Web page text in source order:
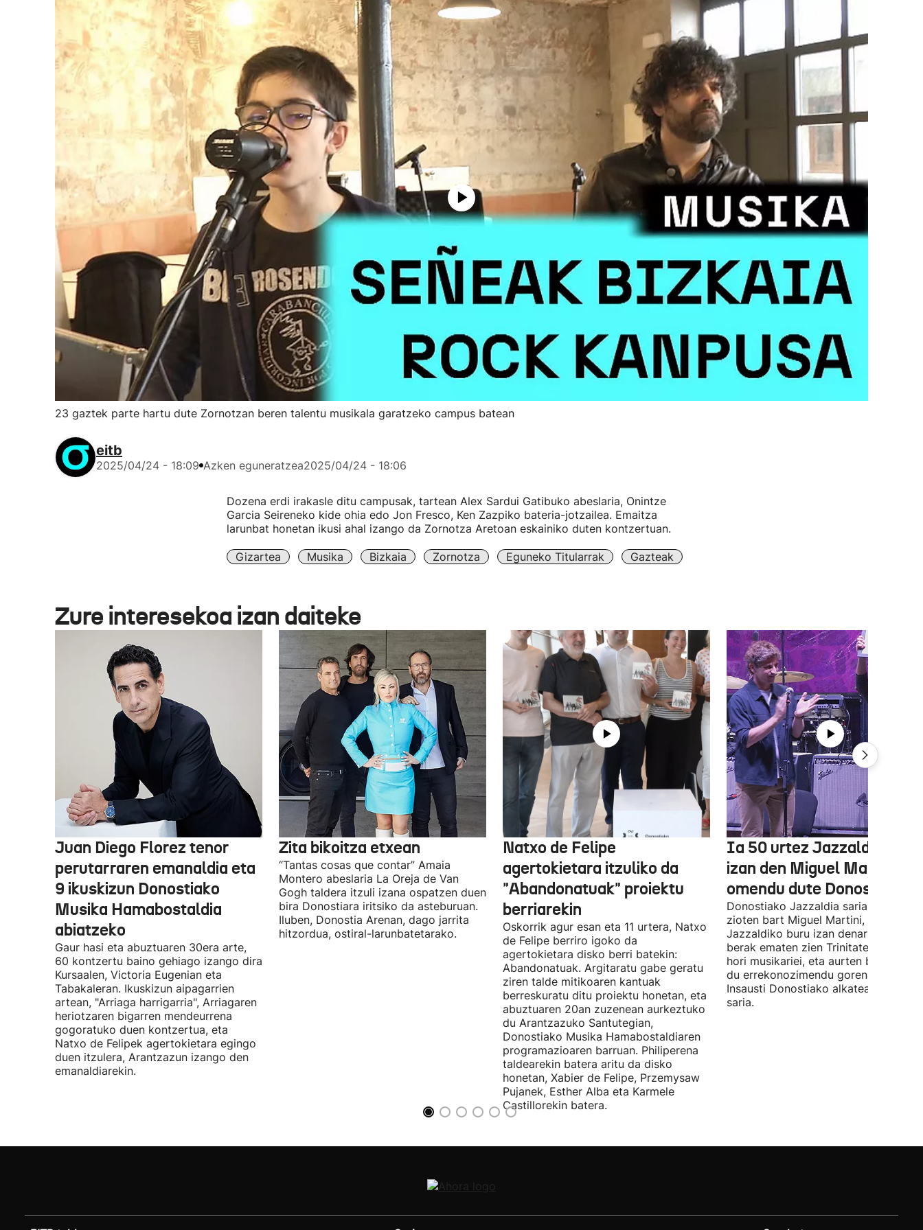
23 gaztek parte hartu dute Zornotzan beren talentu musikala garatzeko campus batean
eitb
2025/04/24 - 18:09 Azken eguneratzea2025/04/24 - 18:06
Dozena erdi irakasle ditu campusak, tartean Alex Sardui Gatibuko abeslaria, Onintze
Garcia Seireneko kide ohia edo Jon Fresco, Ken Zazpiko bateria-jotzailea. Emaitza
larunbat honetan ikusi ahal izango da Zornotza Aretoan eskainiko duten kontzertuan.
Gizartea Musika Bizkaia Zornotza Eguneko Titularrak Gazteak
Zure interesekoa izan daiteke
Juan Diego Florez tenor
perutarraren emanaldia eta
9 ikuskizun Donostiako
Musika Hamabostaldia
abiatzeko
Gaur hasi eta abuztuaren 30era arte,
60 kontzertu baino gehiago izango dira
Kursaalen, Victoria Eugenian eta
Tabakaleran. Ikuskizun aipagarrien
artean, "Arriaga harrigarria", Arriagaren
heriotzaren bigarren mendeurrena
gogoratuko duen kontzertua, eta
Natxo de Felipek agertokietara egingo
duen itzulera, Arantzazun izango den
emanaldiarekin.
Zita bikoitza etxean
“Tantas cosas que contar” Amaia
Montero abeslaria La Oreja de Van
Gogh taldera itzuli izana ospatzen duen
bira Donostiara iritsiko da asteburuan.
Iluben, Donostia Arenan, dago jarrita
hitzordua, ostiral-larunbatetarako.
Natxo de Felipe
agertokietara itzuliko da
"Abandonatuak" proiektu
berriarekin
Oskorrik agur esan eta 11 urtera, Natxo
de Felipe berriro igoko da
agertokietara disko berri batekin:
Abandonatuak. Argitaratu gabe geratu
ziren talde mitikoaren kantuak
berreskuratu ditu proiektu honetan, eta
abuztuaren 20an zuzenean aurkeztuko
du Arantzazuko Santutegian,
Donostiako Musika Hamabostaldiaren
programazioaren barruan. Philiperena
taldearekin batera aritu da disko
honetan, Xabier de Felipe, Przemysaw
Pujanek, Esther Alba eta Karmele
Castillorekin batera.
Ia 50 urtez Jazzaldiko
izan den Miguel Martin
omendu dute Donostian
Donostiako Jazzaldia saria eman
zioten bart Miguel Martini, ia 50
Jazzaldiko buru izan denari. Orain
berak ematen zien Trinitate Plazan
hori musikariei, eta aurten berak jaso
du errekonozimendu gorena. Jon
Insausti Donostiako alkateak eman
saria.